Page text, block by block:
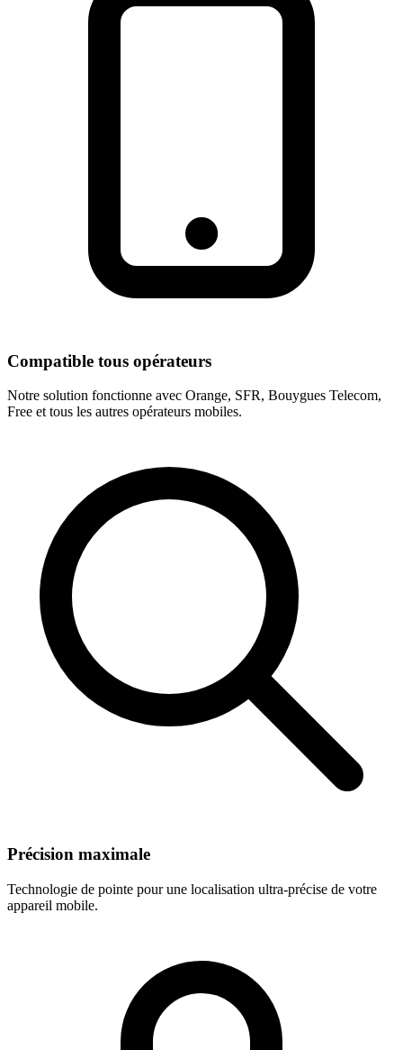
Compatible tous opérateurs
Notre solution fonctionne avec Orange, SFR, Bouygues Telecom,
Free et tous les autres opérateurs mobiles.
Précision maximale
Technologie de pointe pour une localisation ultra-précise de votre
appareil mobile.